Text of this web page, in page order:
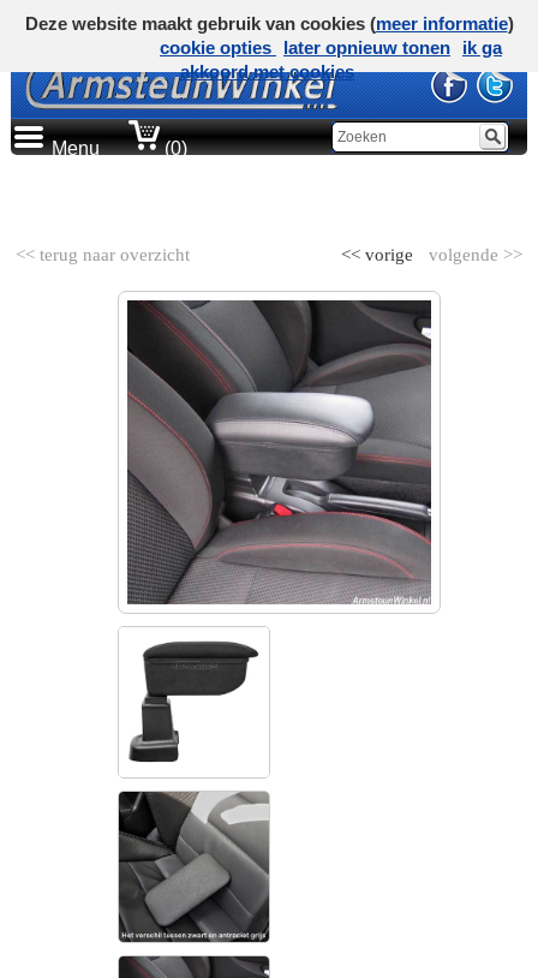
Menu (0)
<< terug naar overzicht volgende >>
<< vorige
Deze website maakt gebruik van cookies (meer informatie)
cookie opties
later opnieuw tonen
ik ga
akkoord met cookies